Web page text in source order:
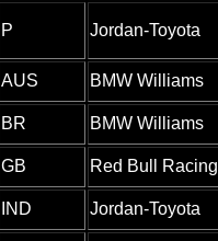
P Jordan-Toyota
AUS BMW Williams
BR BMW Williams
GB Red Bull Racing
IND Jordan-Toyota